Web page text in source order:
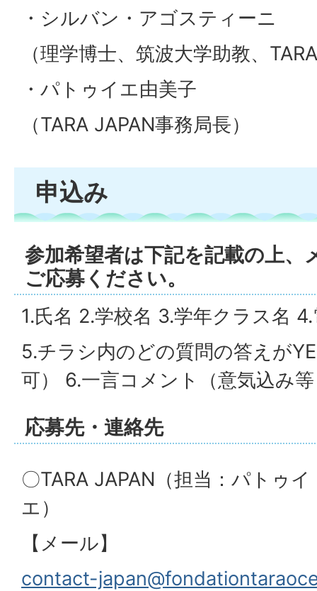
・シルバン・アゴスティーニ
（理学博士、筑波大学助教、
・パトゥイエ由美子
（TARA JAPAN事務局長）
申込み
参加希望者は下記を記載の上、
ご応募ください。
1.氏名 2.学校名 3.学年クラス名
5.チラシ内のどの質問の答えが
可） 6.一言コメント（意気込み
応募先・連絡先
〇TARA JAPAN（担当：パトゥイ
エ）
【メール】
contact-